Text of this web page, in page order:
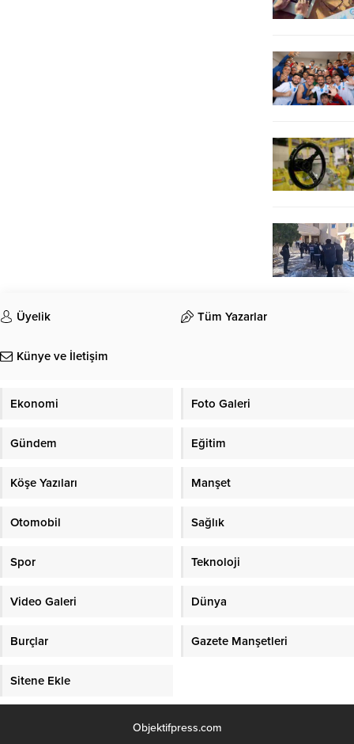
Üyelik Tüm Yazarlar
Künye ve İletişim
Ekonomi Foto Galeri
Gündem Eğitim
Köşe Yazıları Manşet
Otomobil Sağlık
Spor Teknoloji
Video Galeri Dünya
Burçlar Gazete Manşetleri
Sitene Ekle
Objektifpress.com